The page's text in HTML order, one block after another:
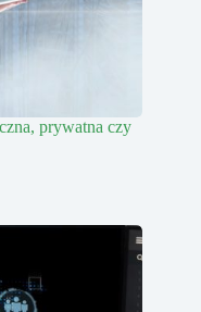
prywatna czy